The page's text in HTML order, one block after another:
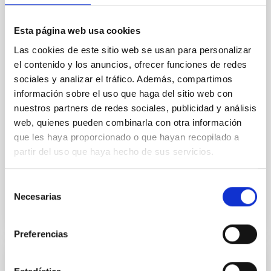
Esta página web usa cookies
Las cookies de este sitio web se usan para personalizar
el contenido y los anuncios, ofrecer funciones de redes
sociales y analizar el tráfico. Además, compartimos
información sobre el uso que haga del sitio web con
nuestros partners de redes sociales, publicidad y análisis
web, quienes pueden combinarla con otra información
que les haya proporcionado o que hayan recopilado a
partir del uso que haya hecho de sus servicios.
Necesarias
Preferencias
possess dayside temperatures that are hot enough
vapor atmosphere. Secondary eclipse thermal
emission can efficiently probe for the presence of
these atmospheres on a rocky planet. We observed
single JWST MIRI/LRS secondary eclipses for 10
ultra-hot
Smith, Cole et al.
Fecha de publicación:
SIN ÁRBITRO